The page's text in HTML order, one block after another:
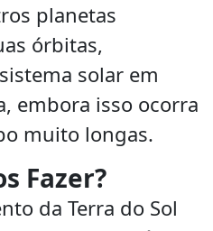
planetas
órbitas,
solar em
embora isso ocorra
muito longas.
Fazer?
da Terra do Sol